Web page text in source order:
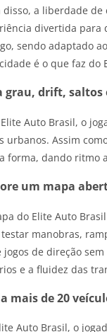
disso, a liberdade
divertida para
sendo adaptado
é o que faz do
grau, drift,
Elite Auto Brasil, o
urbanos. Assim
forma, dando ritmo
um mapa
do Elite Auto
manobras,
jogos de direção
e a fluidez das
mais de 20
Auto Brasil, o